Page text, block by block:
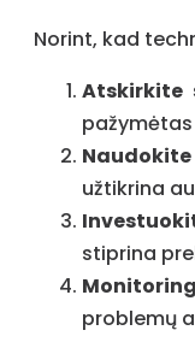
Norint, kad
Atskirkite
Naudokite
užtikrina
stiprina
problemų